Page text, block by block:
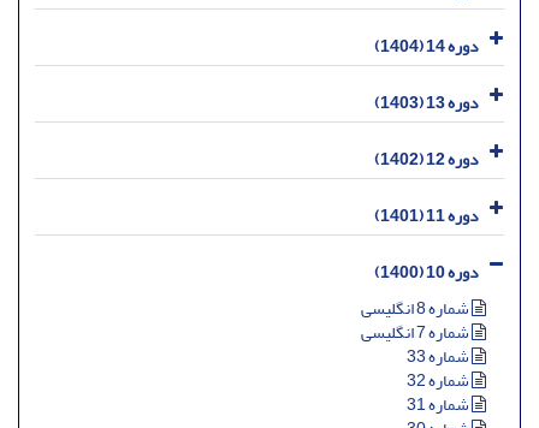
دوره 14 (1404)
دوره 13 (1403)
دوره 12 (1402)
دوره 11 (1401)
دوره 10 (1400)
شماره 8 انگلیسی
شماره 7 انگلیسی
شماره 33
شماره 32
شماره 31